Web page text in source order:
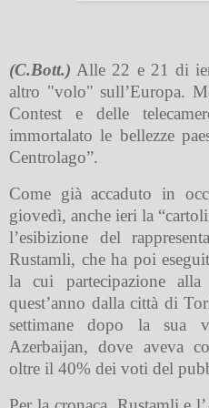
(C.Bott.) Alle 22 e 21 di
altro "volo" sull’Europa.
Contest e delle
immortalato le bellezze
Centrolago”.
Come già accaduto in
giovedì, anche ieri la
l’esibizione del
Rustamli, che ha poi
la cui partecipazione alla
quest’anno dalla città di
settimane dopo la sua
Azerbaijan, dove aveva
oltre il 40% dei voti del